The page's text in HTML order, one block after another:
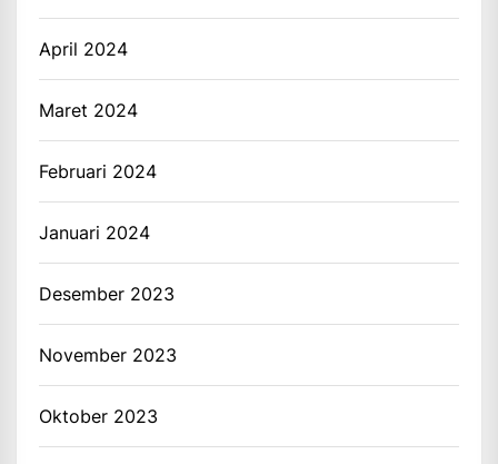
April 2024
Maret 2024
Februari 2024
Januari 2024
Desember 2023
November 2023
Oktober 2023